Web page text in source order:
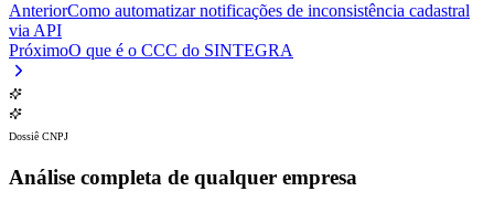
AnteriorComo automatizar notificações de inconsistência cadastral
via API
PróximoO que é o CCC do SINTEGRA
Dossiê CNPJ
Análise completa de qualquer empresa